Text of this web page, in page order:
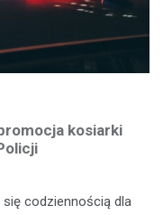
kosiarki
się codziennością dla